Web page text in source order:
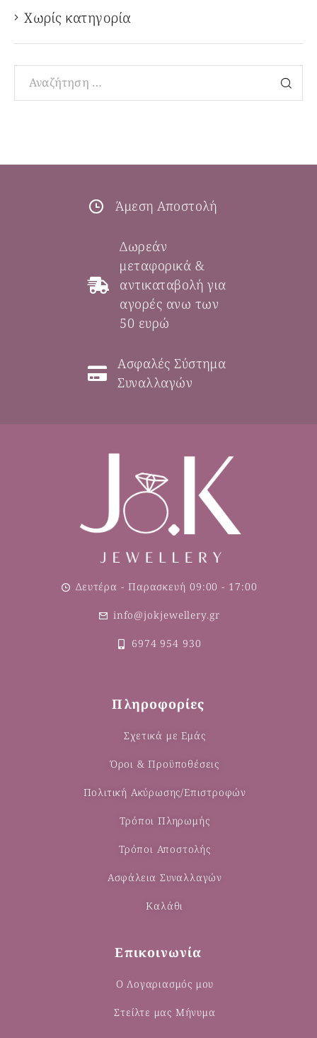
Χωρίς κατηγορία
Άμεση Αποστολή
Δωρεάν
μεταφορικά &
αντικαταβολή για
αγορές ανω των
50 ευρώ
Ασφαλές Σύστημα
Συναλλαγών
Δευτέρα - Παρασκευή 09:00 - 17:00
info@jokjewellery.gr
6974 954 930
Πληροφορίες
Σχετικά με Εμάς
Όροι & Προϋποθέσεις
Πολιτική Ακύρωσης/Επιστροφών
Τρόποι Πληρωμής
Τρόποι Αποστολής
Ασφάλεια Συναλλαγών
Καλάθι
Επικοινωνία
Ο Λογαριασμός μου
Στείλτε μας Μήνυμα